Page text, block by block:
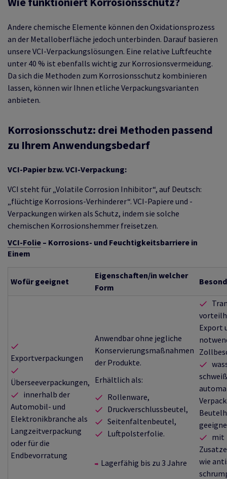
Andere chemische Elemente können den Oxidationsprozess
an der Metalloberfläche jedoch unterbinden. Darauf basieren
unsere VCI-Verpackungslösungen. Eine relative Luftfeuchte
unter 40 % ist ebenfalls wichtig zur Korrosionsvermeidung.
Da sich die Methoden zum Korrosionsschutz kombinieren
lassen, können wir Ihnen etliche Verpackungsvarianten
anbieten.
Korrosionsschutz: drei Methoden passend
zu Ihrem Anwendungsbedarf
VCI-Papier bzw. VCI-Verpackung:
VCI steht für „Volatile Corrosion Inhibitor“, auf Deutsch:
„flüchtige Korrosions-Verhinderer“. VCI-Papiere und -
Verpackungen wirken als Schutz, indem sie solche
chemischen Korrosionshemmer freisetzen.
VCI-Folie – Korrosions- und Feuchtigkeitsbarriere in
Einem
Wofür geeignet
Eigenschaften/in welcher
Form
Exportverpackungen
Überseeverpackungen,
innerhalb der
Automobil- und
Elektronikbranche als
Langzeitverpackung
oder für die
Endbevorratung
Anwendbar ohne jegliche
Konservierungsmaßnahmen
der Produkte.
Erhältlich als:
Rollenware,
Druckverschlussbeutel,
Seitenfaltenbeutel,
Luftpolsterfolie.
Lagerfähig bis zu 3 Jahre
Export
mit
wie